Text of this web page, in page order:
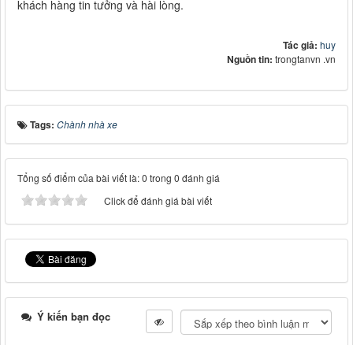
khách hàng tin tưởng và hài lòng.
Tác giả: huy
Nguồn tin: trongtanvn .vn
Tags: Chành nhà xe
Tổng số điểm của bài viết là: 0 trong 0 đánh giá
Click để đánh giá bài viết
Ý kiến bạn đọc